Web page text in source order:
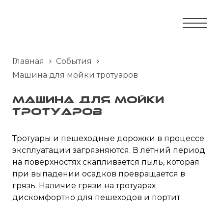
Главная
События
Машина для мойки тротуаров
Машина для мойки
тротуаров
Тротуары и пешеходные дорожки в процессе
эксплуатации загрязняются. В летний период
на поверхностях скапливается пыль, которая
при выпадении осадков превращается в
грязь. Наличие грязи на тротуарах
дискомфортно для пешеходов и портит